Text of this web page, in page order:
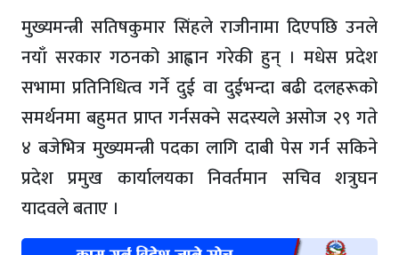
मुख्यमन्त्री सतिषकुमार सिंहले राजीनामा दिएपछि उनले
नयाँ सरकार गठनको आह्वान गरेकी हुन् । मधेस प्रदेश
सभामा प्रतिनिधित्व गर्ने दुई वा दुईभन्दा बढी दलहरूको
समर्थनमा बहुमत प्राप्त गर्नसक्ने सदस्यले असोज २९ गते
४ बजेभित्र मुख्यमन्त्री पदका लागि दाबी पेस गर्न सकिने
प्रदेश प्रमुख कार्यालयका निवर्तमान सचिव शत्रुघन
यादवले बताए ।